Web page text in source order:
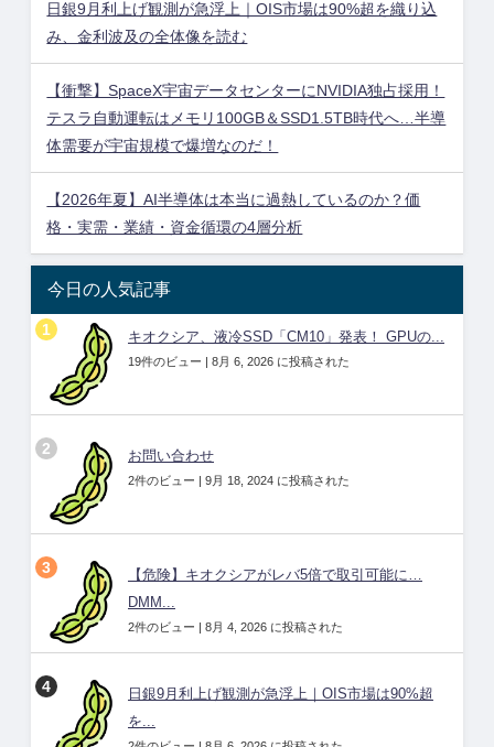
日銀9月利上げ観測が急浮上｜OIS市場は90%超を織り込
み、金利波及の全体像を読む
【衝撃】SpaceX宇宙データセンターにNVIDIA独占採用！
テスラ自動運転はメモリ100GB＆SSD1.5TB時代へ…半導
体需要が宇宙規模で爆増なのだ！
【2026年夏】AI半導体は本当に過熱しているのか？価
格・実需・業績・資金循環の4層分析
今日の人気記事
キオクシア、液冷SSD「CM10」発表！ GPUの...
19件のビュー 8月 6, 2026 に投稿された
お問い合わせ
2件のビュー 9月 18, 2024 に投稿された
【危険】キオクシアがレバ5倍で取引可能に…
DMM...
2件のビュー 8月 4, 2026 に投稿された
日銀9月利上げ観測が急浮上｜OIS市場は90%超
を...